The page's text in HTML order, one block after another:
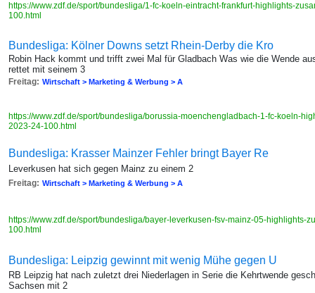
https://www.zdf.de/sport/bundesliga/1-fc-koeln-eintracht-frankfurt-highlights-
100.html
Bundesliga: Kölner Downs setzt Rhein-Derby die Kro
Robin Hack kommt und trifft zwei Mal für Gladbach Was wie die Wende
rettet mit seinem 3
Freitag: Wirtschaft > Marketing & Werbung > A
https://www.zdf.de/sport/bundesliga/borussia-moenchengladbach-1-fc-koeln-
2023-24-100.html
Bundesliga: Krasser Mainzer Fehler bringt Bayer Re
Leverkusen hat sich gegen Mainz zu einem 2
Freitag: Wirtschaft > Marketing & Werbung > A
https://www.zdf.de/sport/bundesliga/bayer-leverkusen-fsv-mainz-05-highlights-
100.html
Bundesliga: Leipzig gewinnt mit wenig Mühe gegen U
RB Leipzig hat nach zuletzt drei Niederlagen in Serie die Kehrtwende
Sachsen mit 2